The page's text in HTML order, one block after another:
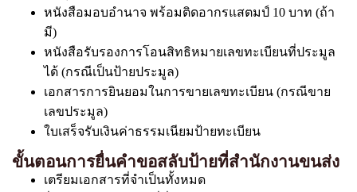
หนังสือมอบอำนาจ พร้อมติดอากรแสตมป์ 10 บาท (ถ้า
มี)
หนังสือรับรองการโอนสิทธิหมายเลขทะเบียนที่ประมูล
ได้ (กรณีเป็นป้ายประมูล)
เอกสารการยินยอมในการขายเลขทะเบียน (กรณีขาย
เลขประมูล)
ใบเสร็จรับเงินค่าธรรมเนียมป้ายทะเบียน
ขั้นตอนการยื่นคำขอสลับป้ายที่สำนักงานขนส่ง
เตรียมเอกสารที่จำเป็นทั้งหมด